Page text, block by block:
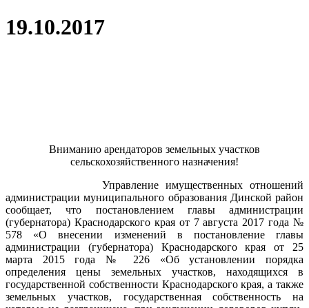
19.10.2017
Вниманию арендаторов земельных участков
сельскохозяйственного назначения!
Управление имущественных отношений
администрации муниципального образования Динской район
сообщает, что постановлением главы администрации
(губернатора) Краснодарского края от 7 августа 2017 года №
578 «О внесении изменений в постановление главы
администрации (губернатора) Краснодарского края от 25
марта 2015 года № 226 «Об установлении порядка
определения цены земельных участков, находящихся в
государственной собственности Краснодарского края, а также
земельных участков, государственная собственность на